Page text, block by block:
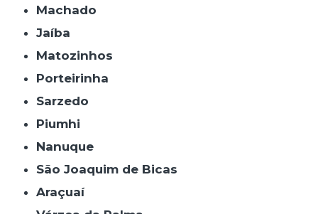
Machado
Jaíba
Matozinhos
Porteirinha
Sarzedo
Piumhi
Nanuque
São Joaquim de Bicas
Araçuaí